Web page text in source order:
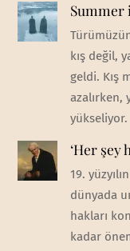
Summer
kış değil,
geldi. Kış
azalırken,
yükseliyor.
‘Her şey
19.
dünyada
hakları
kadar